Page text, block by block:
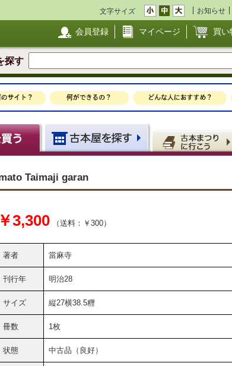
文字サイズ お知らせ
会員登録 マイページ 買い
探す
Taimaji garan
￥3,300 （送料：￥300）
著者 當麻寺
刊行年 明治28
サイズ 縦27横38.5糎
冊数 1枚
状態 中古品（良好）